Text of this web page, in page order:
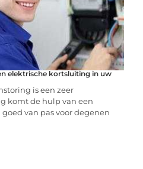
elektrische kortsluiting in uw
is een zeer
komt de hulp ​​van een
van pas voor degenen